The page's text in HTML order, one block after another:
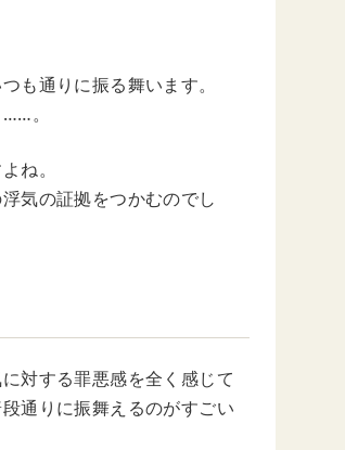
も通りに振る舞います。
。
ね。
気の証拠をつかむのでし
対する罪悪感を全く感じて
通りに振舞えるのがすごい